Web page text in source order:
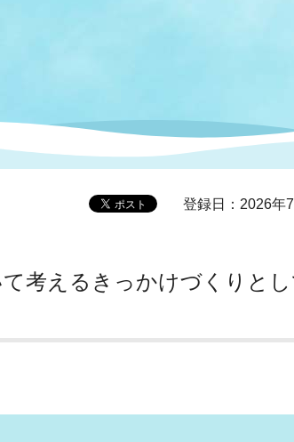
人権・男女共同参画
染症特
医療センター
国際・国内交流
環境法令等に基づく届
公有財産
情報公開・個人情報保
選挙管理委員会
登録日：2026年
考えるきっかけづくりとし